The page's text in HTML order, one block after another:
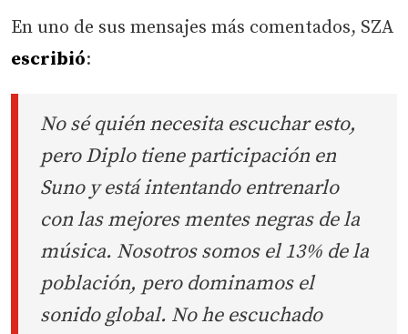
En uno de sus mensajes más comentados, SZA
escribió:
No sé quién necesita escuchar esto,
pero Diplo tiene participación en
Suno y está intentando entrenarlo
con las mejores mentes negras de la
música. Nosotros somos el 13% de la
población, pero dominamos el
sonido global. No he escuchado